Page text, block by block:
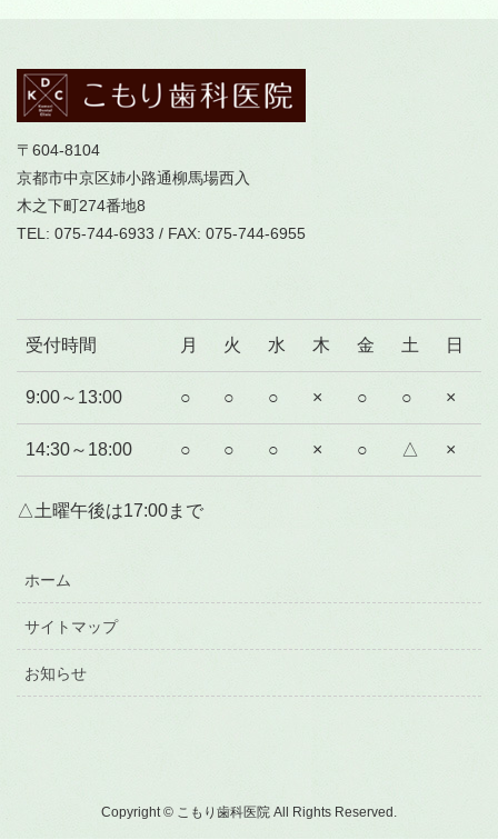
〒604-8104
京都市中京区姉小路通柳馬場西入
木之下町274番地8
TEL: 075-744-6933 / FAX: 075-744-6955
受付時間 月 火 水 木 金 土 日
9:00～13:00 ○ ○ ○ × ○ ○ ×
14:30～18:00 ○ ○ ○ × ○ △ ×
△土曜午後は17:00まで
ホーム
サイトマップ
お知らせ
Copyright © こもり歯科医院 All Rights Reserved.